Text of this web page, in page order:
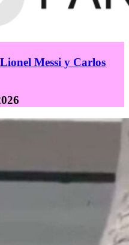
Messi y Carlos